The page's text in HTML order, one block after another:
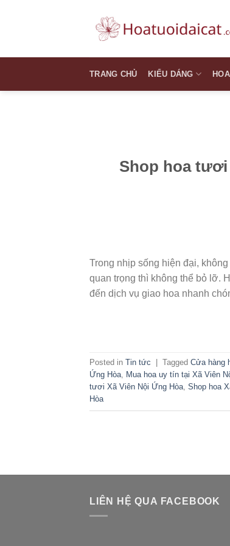
TRANG CHỦ KIỂU DÁNG
Shop hoa tươi
Trong nhịp sống hiện đại,
quan trọng thì không thể bỏ lỡ.
đến dịch vụ giao hoa nhanh
Posted in Tin tức Tagged Cửa hàng
Ứng Hòa, Mua hoa uy tín tại Xã Viên
tươi Xã Viên Nội Ứng Hòa, Shop hoa
Hòa
LIÊN HỆ QUA FACEBOOK